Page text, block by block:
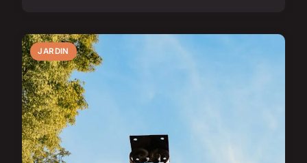
JARDIN